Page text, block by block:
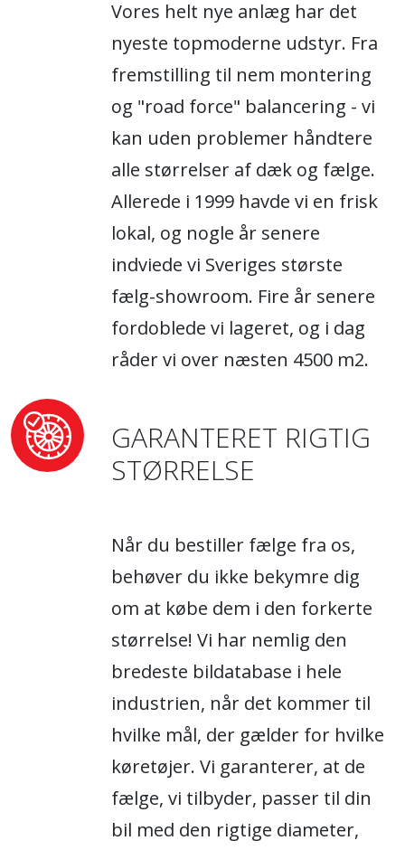
Vores helt nye anlæg har det
nyeste topmoderne udstyr. Fra
fremstilling til nem montering
og "road force" balancering - vi
kan uden problemer håndtere
alle størrelser af dæk og fælge.
Allerede i 1999 havde vi en frisk
lokal, og nogle år senere
indviede vi Sveriges største
fælg-showroom. Fire år senere
fordoblede vi lageret, og i dag
råder vi over næsten 4500 m2.
GARANTERET RIGTIG
STØRRELSE
Når du bestiller fælge fra os,
behøver du ikke bekymre dig
om at købe dem i den forkerte
størrelse! Vi har nemlig den
bredeste bildatabase i hele
industrien, når det kommer til
hvilke mål, der gælder for hvilke
køretøjer. Vi garanterer, at de
fælge, vi tilbyder, passer til din
bil med den rigtige diameter,